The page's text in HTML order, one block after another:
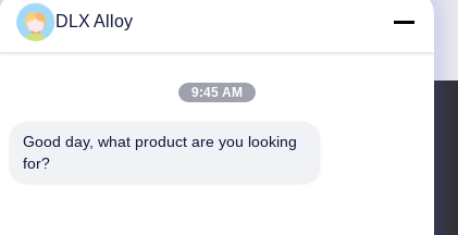
আমাদের ঠিকানা
DLX Alloy
9:45 AM
Good day, what product are you looking
for?